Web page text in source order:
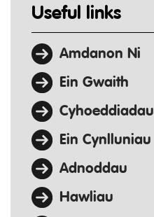
Useful links
Amdanon Ni
Ein Gwaith
Cyhoeddiadau
Ein Cynlluniau
Adnoddau
Hawliau